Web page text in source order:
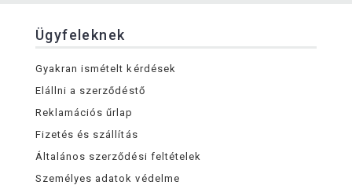
Ügyfeleknek
Gyakran ismételt kérdések
Elállni a szerződéstő
Reklamációs űrlap
Fizetés és szállítás
Általános szerződési feltételek
Személyes adatok védelme